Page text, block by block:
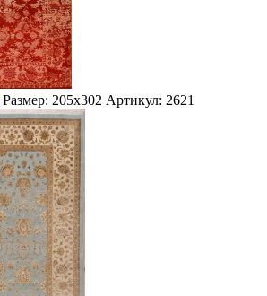
Размер: 205х302 Артикул: 2621